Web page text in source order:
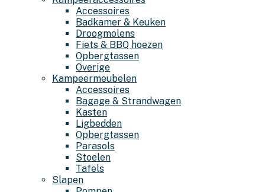
Accessoires
Badkamer & Keuken
Droogmolens
Fiets & BBQ hoezen
Opbergtassen
Overige
Kampeermeubelen
Accessoires
Bagage & Strandwagen
Kasten
Ligbedden
Opbergtassen
Parasols
Stoelen
Tafels
Slapen